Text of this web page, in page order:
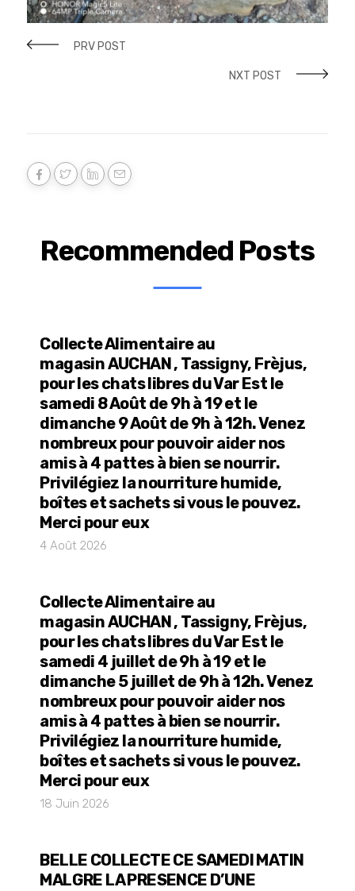
PRV POST
NXT POST
Recommended Posts
Collecte Alimentaire au
magasin AUCHAN , Tassigny, Frèjus,
pour les chats libres du Var Est le
samedi 8 Août de 9h à 19 et le
dimanche 9 Août de 9h à 12h. Venez
nombreux pour pouvoir aider nos
amis à 4 pattes à bien se nourrir.
Privilégiez la nourriture humide,
boîtes et sachets si vous le pouvez.
Merci pour eux
4 Août 2026
Collecte Alimentaire au
magasin AUCHAN , Tassigny, Frèjus,
pour les chats libres du Var Est le
samedi 4 juillet de 9h à 19 et le
dimanche 5 juillet de 9h à 12h. Venez
nombreux pour pouvoir aider nos
amis à 4 pattes à bien se nourrir.
Privilégiez la nourriture humide,
boîtes et sachets si vous le pouvez.
Merci pour eux
18 Juin 2026
BELLE COLLECTE CE SAMEDI MATIN
MALGRE LA PRESENCE D’UNE